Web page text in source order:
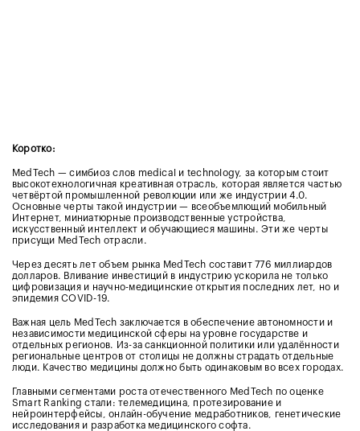
Коротко:
MedTech — симбиоз слов medical и technology, за которым стоит
высокотехнологичная креативная отрасль, которая является частью
четвёртой промышленной революции или же индустрии 4.0.
Основные черты такой индустрии — всеобъемлющий мобильный
Интернет, миниатюрные производственные устройства,
искусственный интеллект и обучающиеся машины. Эти же черты
присущи MedTech отрасли.
Через десять лет объем рынка MedTech составит 776 миллиардов
долларов. Вливание инвестиций в индустрию ускорила не только
цифровизация и научно-медицинские открытия последних лет, но и
эпидемия COVID-19.
Важная цель MedTech заключается в обеспечение автономности и
независимости медицинской сферы на уровне государстве и
отдельных регионов. Из-за санкционной политики или удалённости
региональные центров от столицы не должны страдать отдельные
люди. Качество медицины должно быть одинаковым во всех городах.
Главными сегментами роста отечественного MedTech по оценке
Smart Ranking стали: телемедицина, протезирование и
нейроинтерфейсы, онлайн-обучение медработников, генетические
исследования и разработка медицинского софта.